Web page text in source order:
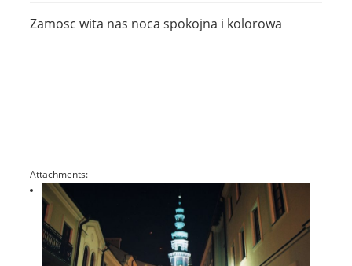
Zamosc wita nas noca spokojna i kolorowa
Attachments: